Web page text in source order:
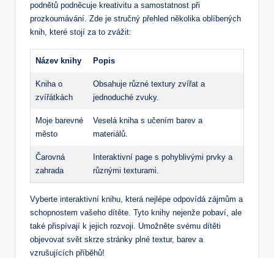
podnětů⁢ podněcuje kreativitu ⁣a​ samostatnost při
prozkoumávání. Zde je stručný přehled‌ několika oblíbených
knih, které stojí za to zvážit:
Název knihy Popis
Kniha o
zvířátkách
Obsahuje různé‌ textury zvířat a
jednoduché⁣ zvuky.
Moje barevné
město
Veselá kniha s učením barev​ a
materiálů.
Čarovná
zahrada
Interaktivní page s pohyblivými ‍prvky a
různými texturami.
Vyberte interaktivní knihu, která ‌nejlépe odpovídá zájmům a
schopnostem ‌vašeho dítěte. Tyto knihy nejenže pobaví, ale
také přispívají k jejich rozvoji. Umožněte svému dítěti
objevovat svět skrze stránky plné textur, ⁣barev a
vzrušujících‍ příběhů!